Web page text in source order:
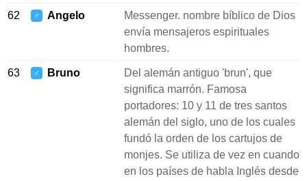
62 ♂ Angelo
Messenger. nombre bíblico de Dios
envía mensajeros espirituales
hombres.
63 ♂ Bruno
Del alemán antiguo 'brun', que
significa marrón. Famosa
portadores: 10 y 11 de tres santos
alemán del siglo, uno de los cuales
fundó la orden de los cartujos de
monjes. Se utiliza de vez en cuando
en los países de habla Inglés desde